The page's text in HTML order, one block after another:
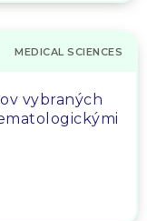
MEDICAL SCIENCES
vybraných